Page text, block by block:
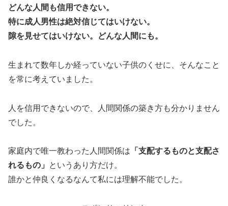
どんな人間も信用できない。
特に成人男性は絶対信じてはいけない。
隙を見せてはいけない。どんな人間にも。
生まれて数年しか経っていない子供のくせに、そんなこと
を常に考えていました。
人を信用できないので、人間関係の築き方も分かりません
でした。
家庭内で唯一教わった人間関係は 「支配するものと支配さ
れるもの」
というあり方だけ。
誰かと仲良くなるなんて私には理解不能でした。